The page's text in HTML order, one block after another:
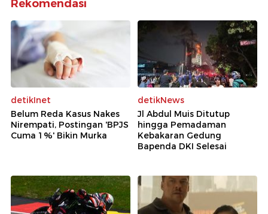
Rekomendasi
detikInet
Belum Reda Kasus Nakes
Nirempati, Postingan 'BPJS
Cuma 1%' Bikin Murka
detikNews
Jl Abdul Muis Ditutup
hingga Pemadaman
Kebakaran Gedung
Bapenda DKI Selesai